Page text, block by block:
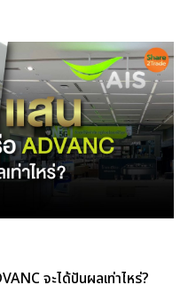
จะได้ปันผลเท่าไหร่?